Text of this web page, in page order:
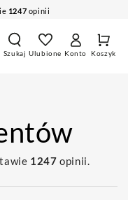
1247 opinii
Szukaj Ulubione
Zaloguj
Konto Koszyk
1247 opinii.